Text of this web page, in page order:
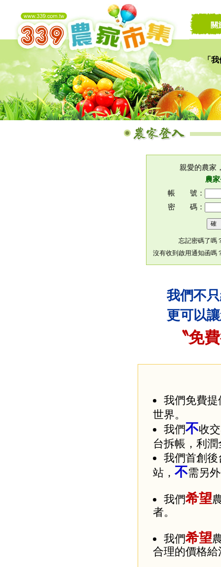
「我
讓
關
親愛的農家
農
帳 號：
密 碼：
忘記密碼了嗎
沒有收到啟用通知函嗎
我們不
更可以
〝免
我們免費
世界。
我們不收
台拆帳，利
我們首創
站， 不需另
我們希望
者。
我們希望
合理的價格給